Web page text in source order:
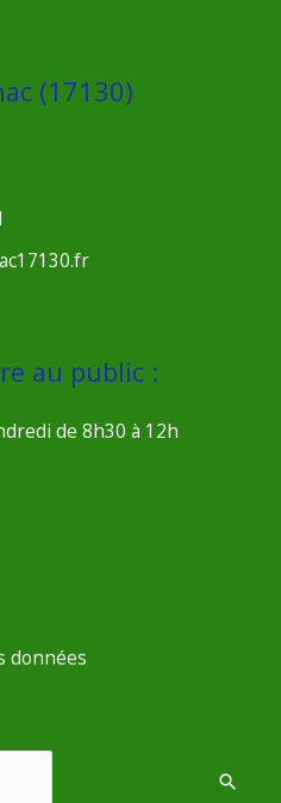
(17130)
au public :
de 8h30 à 12h
données